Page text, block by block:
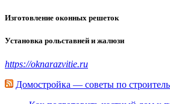
Изготовление оконных решеток
Установка рольставней и жалюзи
https://oknarazvitie.ru
Домостройка — советы по